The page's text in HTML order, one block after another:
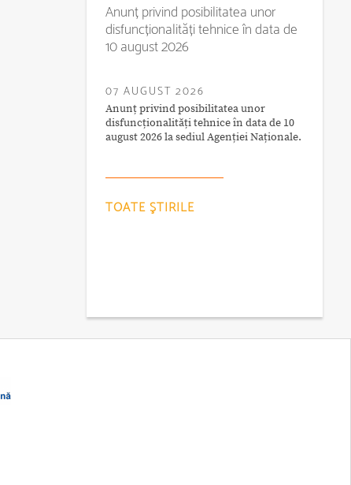
Anunț privind posibilitatea unor
disfuncționalități tehnice în data de
10 august 2026
07 AUGUST 2026
Anunț privind posibilitatea unor
disfuncționalități tehnice în data de 10
august 2026 la sediul Agenției Naționale.
TOATE ŞTIRILE